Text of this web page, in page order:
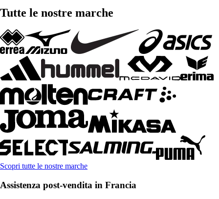
Tutte le nostre marche
Scopri tutte le nostre marche
Assistenza post-vendita in Francia